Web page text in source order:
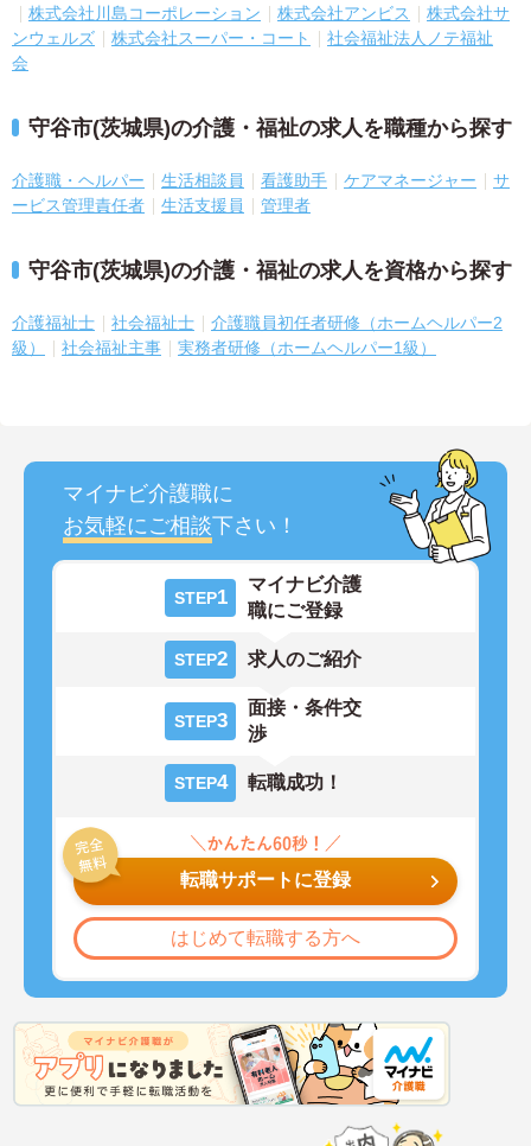
株式会社川島コーポレーション
株式会社アンビス
株式会社サ
ンウェルズ
株式会社スーパー・コート
社会福祉法人ノテ福祉
会
守谷市(茨城県)の介護・福祉の求人を職種から探す
介護職・ヘルパー 生活相談員 看護助手 ケアマネージャー
サ
ービス管理責任者
生活支援員 管理者
守谷市(茨城県)の介護・福祉の求人を資格から探す
介護福祉士 社会福祉士
介護職員初任者研修（ホームヘルパー2
級）
社会福祉主事 実務者研修（ホームヘルパー1級）
マイナビ介護職に
お気軽にご相談下さい！
STEP1
マイナビ介護
職にご登録
STEP2 求人のご紹介
STEP3
面接・条件交
渉
STEP4 転職成功！
転職サポートに登録
はじめて転職する方へ